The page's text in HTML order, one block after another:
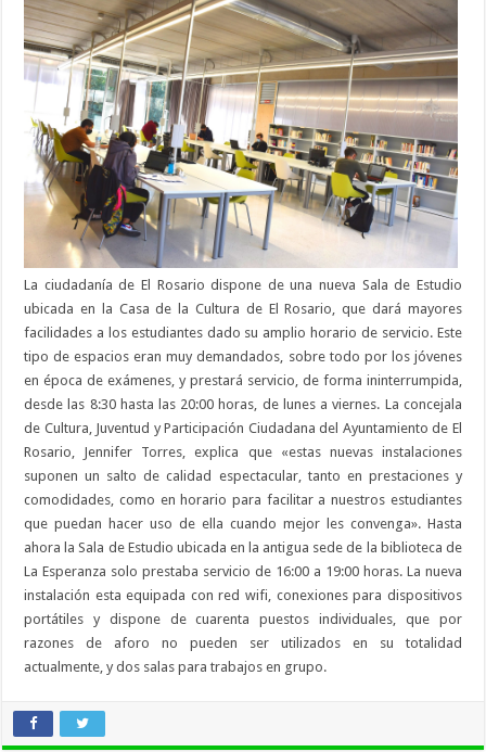
La ciudadanía de El Rosario dispone de una nueva Sala de Estudio
ubicada en la Casa de la Cultura de El Rosario, que dará mayores
facilidades a los estudiantes dado su amplio horario de servicio. Este
tipo de espacios eran muy demandados, sobre todo por los jóvenes
en época de exámenes, y prestará servicio, de forma ininterrumpida,
desde las 8:30 hasta las 20:00 horas, de lunes a viernes. La concejala
de Cultura, Juventud y Participación Ciudadana del Ayuntamiento de El
Rosario, Jennifer Torres, explica que «estas nuevas instalaciones
suponen un salto de calidad espectacular, tanto en prestaciones y
comodidades, como en horario para facilitar a nuestros estudiantes
que puedan hacer uso de ella cuando mejor les convenga». Hasta
ahora la Sala de Estudio ubicada en la antigua sede de la biblioteca de
La Esperanza solo prestaba servicio de 16:00 a 19:00 horas. La nueva
instalación esta equipada con red wifi, conexiones para dispositivos
portátiles y dispone de cuarenta puestos individuales, que por
razones de aforo no pueden ser utilizados en su totalidad
actualmente, y dos salas para trabajos en grupo.